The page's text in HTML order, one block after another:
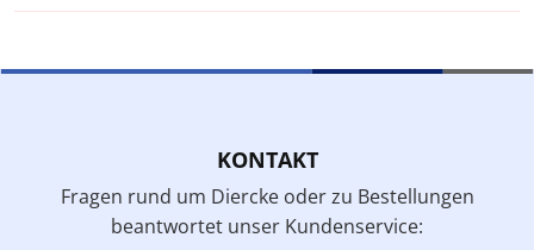
KONTAKT
Fragen rund um Diercke oder zu Bestellungen
beantwortet unser Kundenservice: